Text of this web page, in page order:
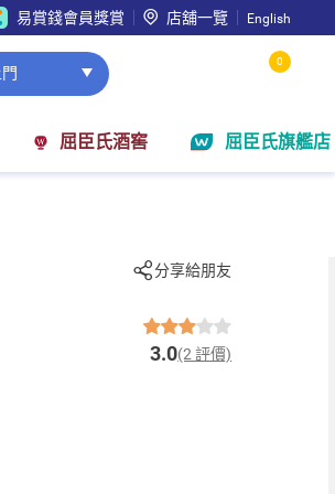
易賞錢會員獎賞 店舖一覽 English
0
屈臣氏酒窖 屈臣氏旗艦店
分享給朋友
3.0(2 評價)